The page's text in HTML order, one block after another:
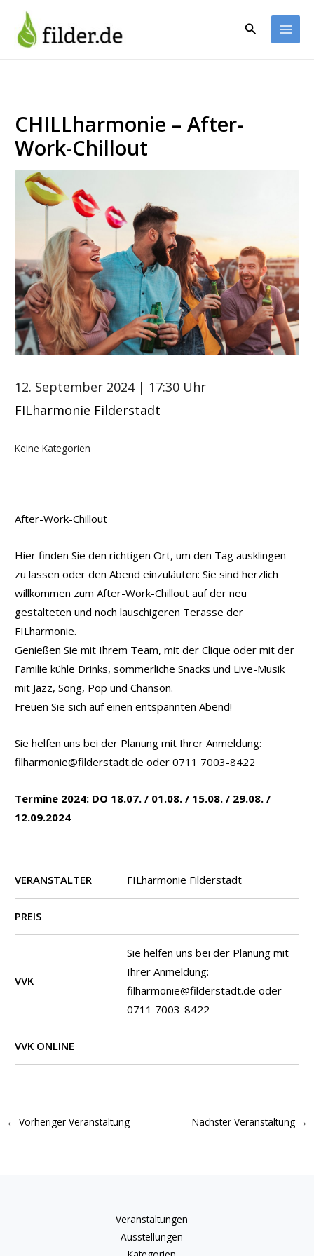
Inhalt
springen
Suchen
CHILLharmonie – After-
Work-Chillout
12. September 2024 | 17:30 Uhr
FILharmonie Filderstadt
Keine Kategorien
After-Work-Chillout
Hier finden Sie den richtigen Ort, um den Tag ausklingen
zu lassen oder den Abend einzuläuten: Sie sind herzlich
willkommen zum After-Work-Chillout auf der neu
gestalteten und noch lauschigeren Terasse der
FILharmonie.
Genießen Sie mit Ihrem Team, mit der Clique oder mit der
Familie kühle Drinks, sommerliche Snacks und Live-Musik
mit Jazz, Song, Pop und Chanson.
Freuen Sie sich auf einen entspannten Abend!
Sie helfen uns bei der Planung mit Ihrer Anmeldung:
filharmonie@filderstadt.de oder 0711 7003-8422
Termine 2024: DO 18.07. / 01.08. / 15.08. / 29.08. /
12.09.2024
VERANSTALTER FILharmonie Filderstadt
PREIS
VVK
Sie helfen uns bei der Planung mit
Ihrer Anmeldung:
filharmonie@filderstadt.de oder
0711 7003-8422
VVK ONLINE
← Vorheriger Veranstaltung Nächster Veranstaltung →
Veranstaltungen
Ausstellungen